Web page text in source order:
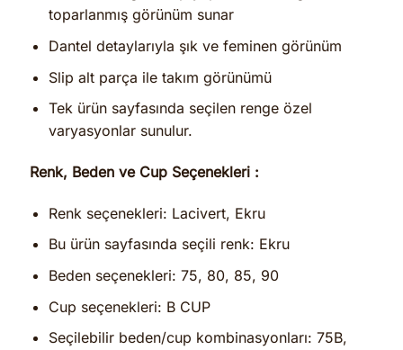
toparlanmış görünüm sunar
Dantel detaylarıyla şık ve feminen görünüm
Slip alt parça ile takım görünümü
Tek ürün sayfasında seçilen renge özel
varyasyonlar sunulur.
Renk, Beden ve Cup Seçenekleri :
Renk seçenekleri: Lacivert, Ekru
Bu ürün sayfasında seçili renk: Ekru
Beden seçenekleri: 75, 80, 85, 90
Cup seçenekleri: B CUP
Seçilebilir beden/cup kombinasyonları: 75B,